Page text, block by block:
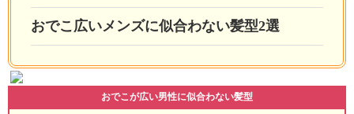
おでこ広いメンズに似合わない髪型2選
おでこが広い男性に似合わない髪型